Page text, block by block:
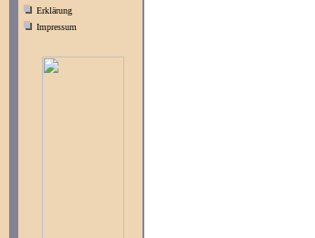
Erklärung
Impressum